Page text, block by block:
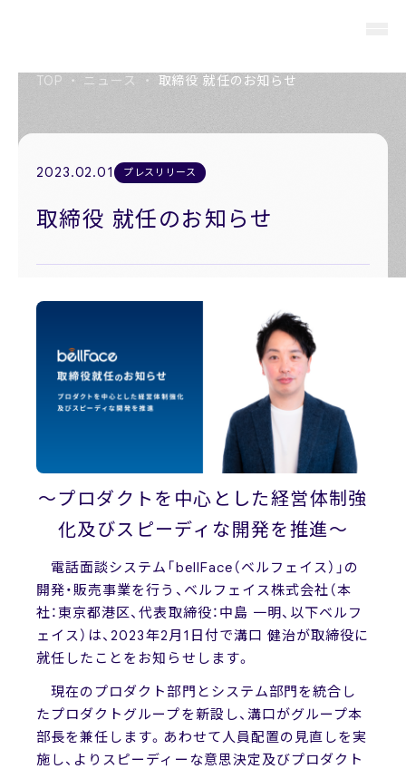
About us
私たちについて
Members
役員紹介
会社概要
採用情報
お問い合わせ
TOP ・ ニュース ・ 取締役 就任のお知らせ
2023.02.01 プレスリリース
取締役 就任のお知らせ
～プロダクトを中心とした経営体制強
化及びスピーディな開発を推進～
電話面談システム「bellFace（ベルフェイス）」の
開発・販売事業を行う、ベルフェイス株式会社（本
社：東京都港区、代表取締役：中島 一明、以下ベルフ
ェイス）は、2023年2月1日付で溝口 健治が取締役に
就任したことをお知らせします。
現在のプロダクト部門とシステム部門を統合し
たプロダクトグループを新設し、溝口がグループ本
部長を兼任します。あわせて人員配置の見直しを実
施し、よりスピーディーな意思決定及びプロダクト